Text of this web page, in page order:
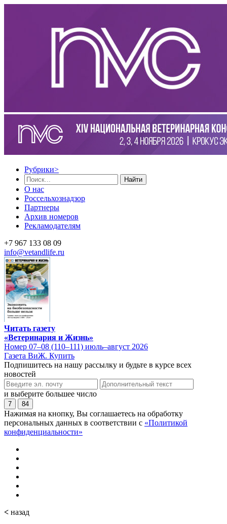
Рубрики>
Найти
О нас
Россельхознадзор
Партнеры
Архив номеров
Рекламодателям
+7 967 133 08 09
info@vetandlife.ru
Читать газету
«Ветеринария и Жизнь»
Номер 07–08 (110–111) июль–август 2026
Газета ВиЖ. Купить
Подпишитесь на нашу рассылку и будьте в курсе всех
новостей
и выберите большее число
7 84
Нажимая на кнопку, Вы соглашаетесь на обработку
персональных данных в соответствии с «Политикой
конфиденциальности»
< назад